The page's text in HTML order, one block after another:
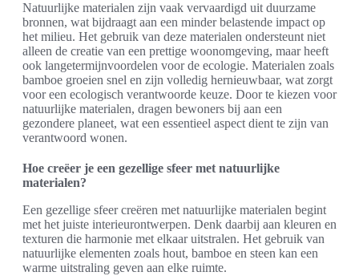
Natuurlijke materialen zijn vaak vervaardigd uit duurzame
bronnen, wat bijdraagt aan een minder belastende impact op
het milieu. Het gebruik van deze materialen ondersteunt niet
alleen de creatie van een prettige woonomgeving, maar heeft
ook langetermijnvoordelen voor de ecologie. Materialen zoals
bamboe groeien snel en zijn volledig hernieuwbaar, wat zorgt
voor een ecologisch verantwoorde keuze. Door te kiezen voor
natuurlijke materialen, dragen bewoners bij aan een
gezondere planeet, wat een essentieel aspect dient te zijn van
verantwoord wonen.
Hoe creëer je een gezellige sfeer met natuurlijke
materialen?
Een gezellige sfeer creëren met natuurlijke materialen begint
met het juiste interieurontwerpen. Denk daarbij aan kleuren en
texturen die harmonie met elkaar uitstralen. Het gebruik van
natuurlijke elementen zoals hout, bamboe en steen kan een
warme uitstraling geven aan elke ruimte.